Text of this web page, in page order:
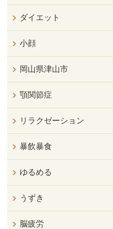
ダイエット
小顔
岡山県津山市
顎関節症
リラクゼーション
暴飲暴食
ゆるめる
うずき
脳疲労